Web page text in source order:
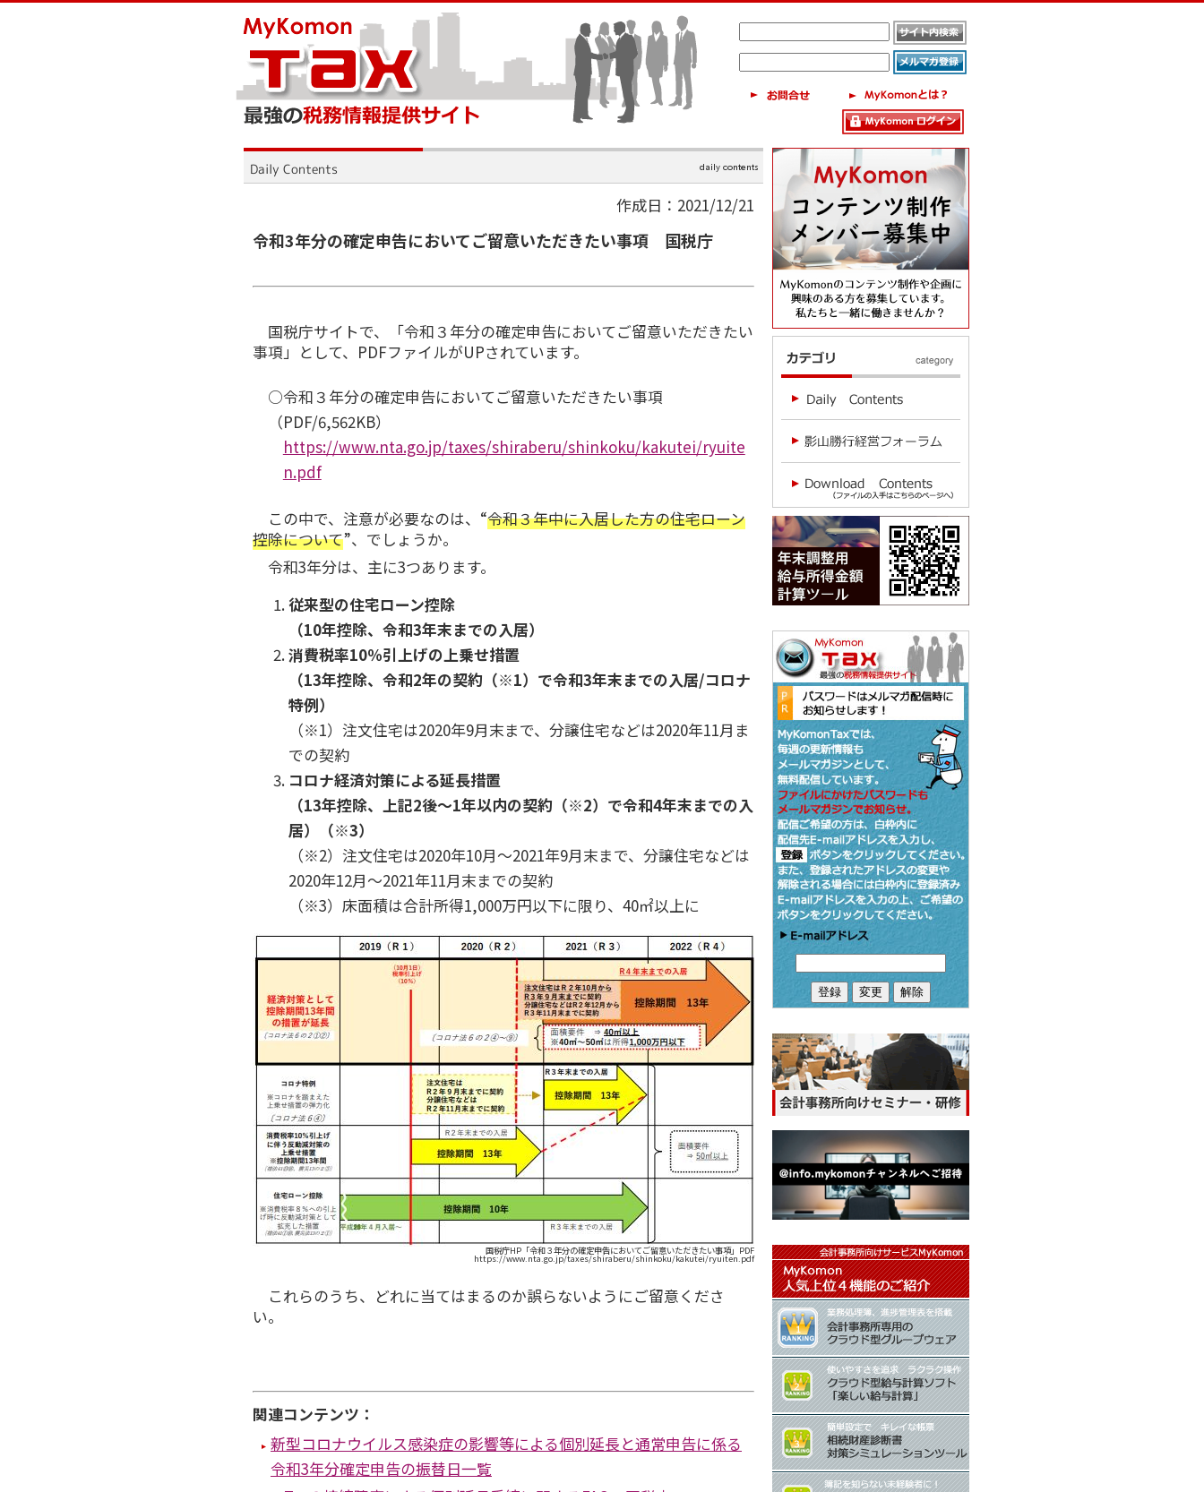
作成日：2021/12/21
令和3年分の確定申告においてご留意いただきたい事項 国税庁
国税庁サイトで、「令和３年分の確定申告においてご留意いただきたい
事項」として、PDFファイルがUPされています。
○令和３年分の確定申告においてご留意いただきたい事項
（PDF/6,562KB）
https://www.nta.go.jp/taxes/shiraberu/shinkoku/kakutei/ryuite
n.pdf
この中で、注意が必要なのは、“令和３年中に入居した方の住宅ローン
控除について”、でしょうか。
令和3年分は、主に3つあります。
従来型の住宅ローン控除
（10年控除、令和3年末までの入居）
消費税率10％引上げの上乗せ措置
（13年控除、令和2年の契約（※1）で令和3年末までの入居/コロナ
特例）
（※1）注文住宅は2020年9月末まで、分譲住宅などは2020年11月ま
での契約
コロナ経済対策による延長措置
（13年控除、上記2後～1年以内の契約（※2）で令和4年末までの入
居）（※3）
（※2）注文住宅は2020年10月～2021年9月末まで、分譲住宅などは
2020年12月～2021年11月末までの契約
（※3）床面積は合計所得1,000万円以下に限り、40㎡以上に
国税庁HP「令和３年分の確定申告においてご留意いただきたい事項」PDF
https://www.nta.go.jp/taxes/shiraberu/shinkoku/kakutei/ryuiten.pdf
これらのうち、どれに当てはまるのか誤らないようにご留意くださ
い。
関連コンテンツ：
新型コロナウイルス感染症の影響等による個別延長と通常申告に係る
令和3年分確定申告の振替日一覧